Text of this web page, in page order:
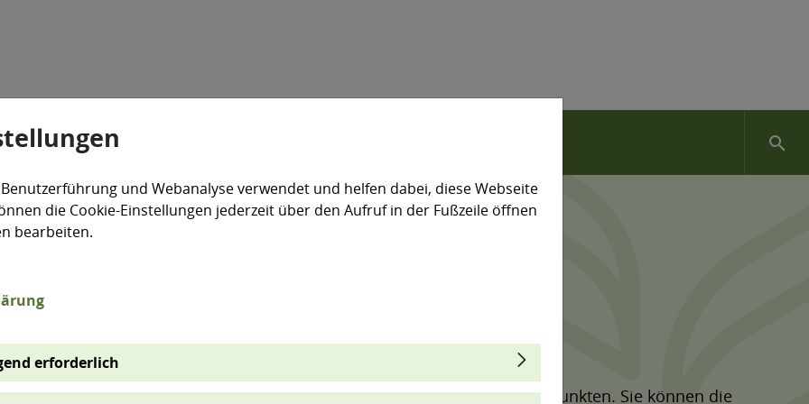
Veranstaltungen search
bei ausgewählten Internetseiten mit umweltthematischen Schwerpunkten. Sie können die
und Webanalyse verwendet und helfen dabei, diese Webseite
die Cookie-Einstellungen jederzeit über den Aufruf in der Fußzeile öffnen
bearbeiten.
erforderlich